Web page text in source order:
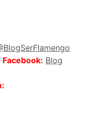
Facebook: Blog